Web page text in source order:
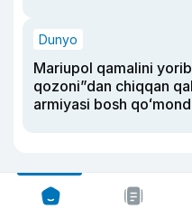
Dunyo
Mariupol qamalini
qozoni”dan chiqqan
armiyasi bosh